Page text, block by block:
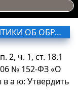
ПРИКАЗ ОБ УТВЕРЖДЕНИИ ПОЛИТИКИ ОБ ОБРАБОТКЕ ПЕРСОНАЛЬНЫХ ДАННЫХ
2, ч. 1, ст. 18.1
№ 152-ФЗ «О
а ю: Утвердить